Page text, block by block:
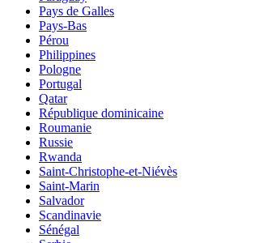
Pays de Galles
Pays-Bas
Pérou
Philippines
Pologne
Portugal
Qatar
République dominicaine
Roumanie
Russie
Rwanda
Saint-Christophe-et-Niévès
Saint-Marin
Salvador
Scandinavie
Sénégal